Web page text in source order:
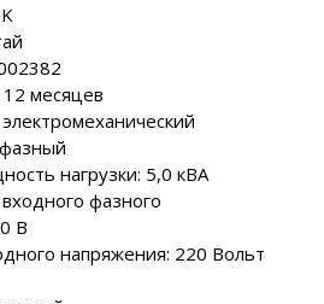
месяцев
нагрузки: 5,0 кВА
фазного
В
напряжения: 220 Вольт